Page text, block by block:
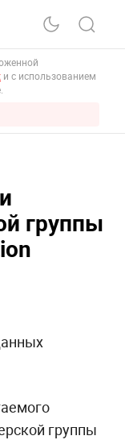
и с использованием
группы
группы